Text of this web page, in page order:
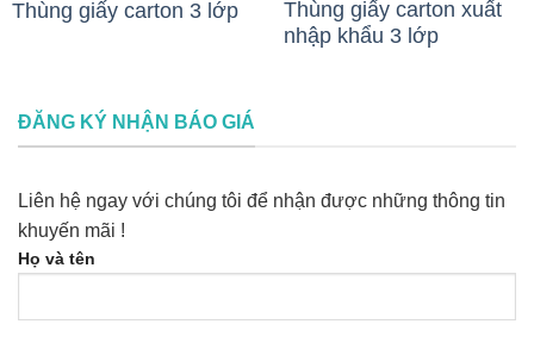
Thùng giấy carton 3 lớp
Thùng giấy carton xuất
nhập khẩu 3 lớp
ĐĂNG KÝ NHẬN BÁO GIÁ
Liên hệ ngay với chúng tôi để nhận được những thông tin
khuyến mãi !
Họ và tên